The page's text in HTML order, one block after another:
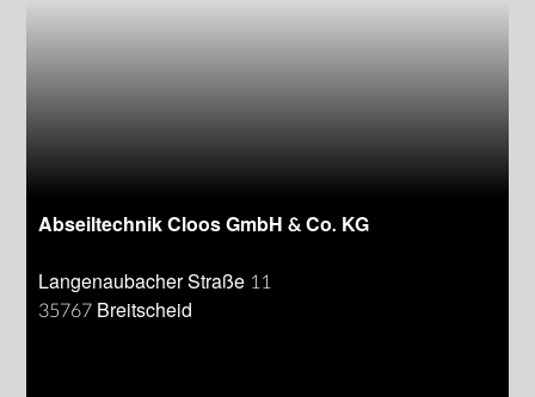
Abseiltechnik Cloos GmbH & Co. KG
Langenaubacher Straße 11
35767 Breitscheid